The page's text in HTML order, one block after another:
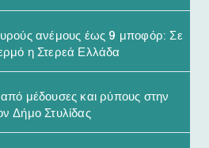
ανέμους έως 9 μποφόρ: Σε
η Στερεά Ελλάδα
μέδουσες και ρύπους στην
Δήμο Στυλίδας